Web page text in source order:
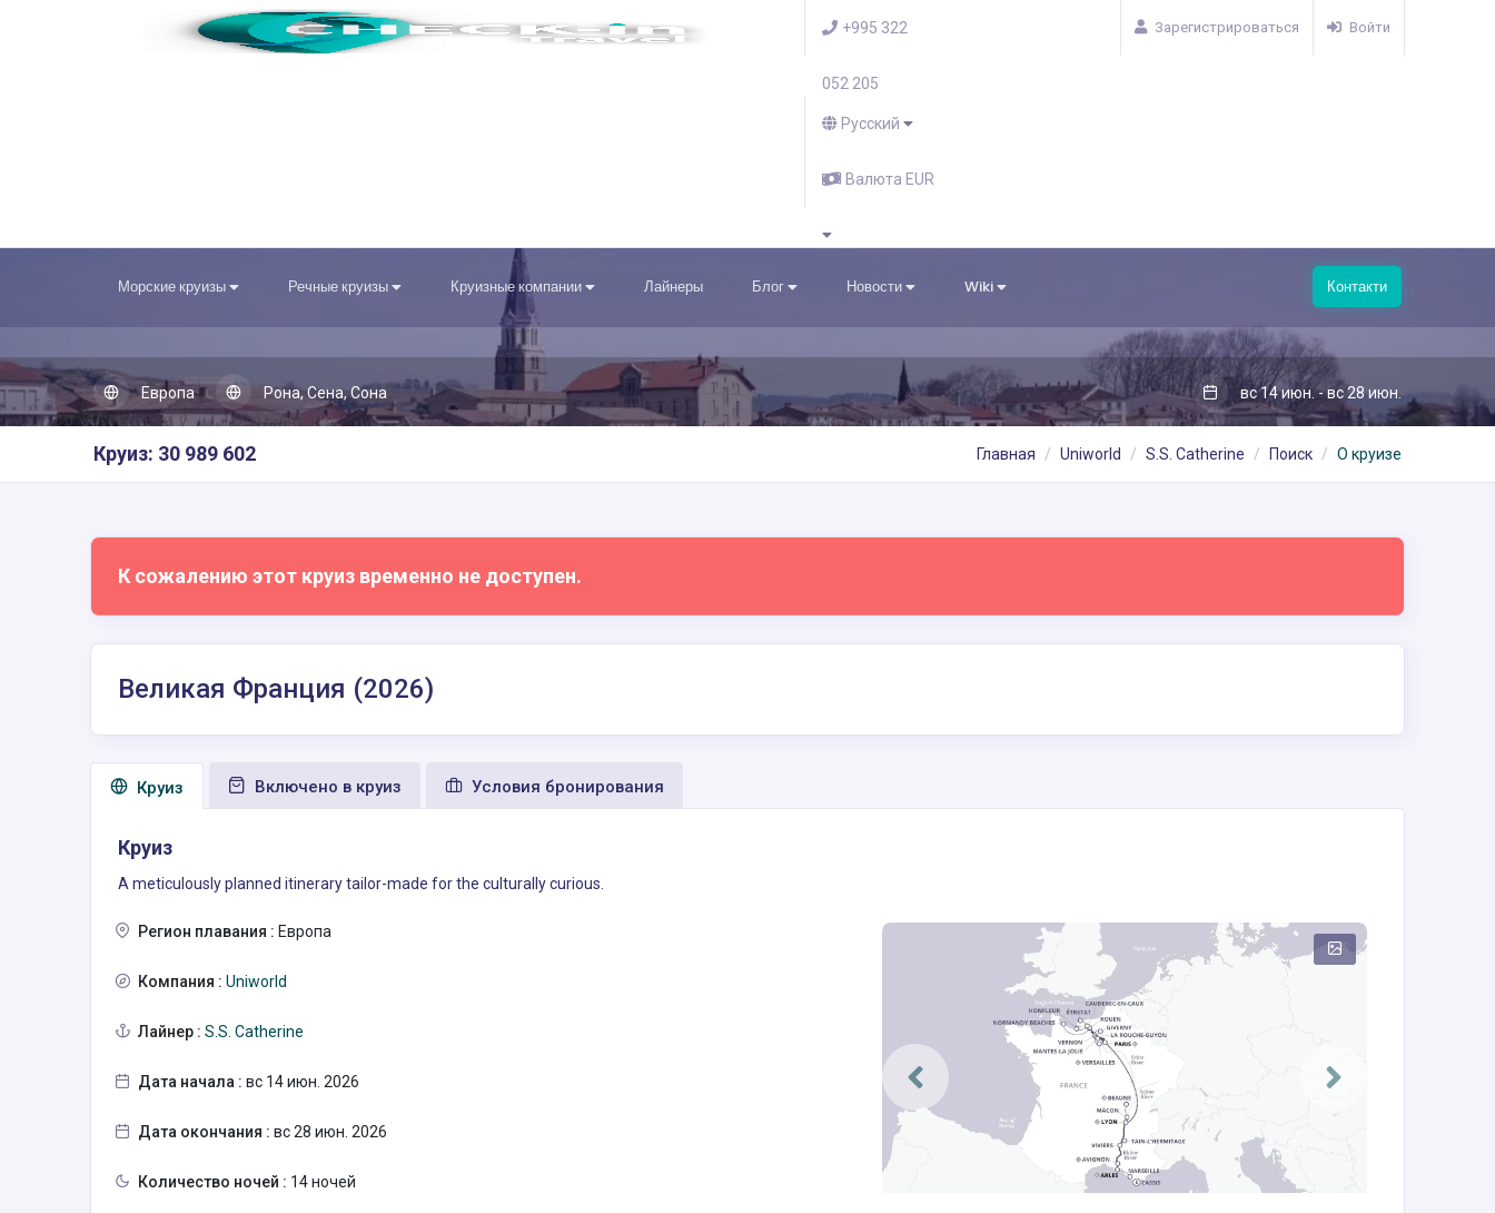
+995 322
052 205
Русский
Валюта EUR
Зарегистрироваться Войти
Морские круизы Речные круизы Круизные компании Лайнеры Блог Новости Wiki Контакти
Европа Рона, Сена, Сона вс 14 июн. - вс 28 июн.
Круиз: 30 989 602 Главная Uniworld S.S. Catherine Поиск О круизе
К сожалению этот круиз временно не доступен.
Великая Франция (2026)
Круиз Включено в круиз Условия бронирования
Круиз
A meticulously planned itinerary tailor-made for the culturally curious.
Регион плавания : Европа
Компания : Uniworld
Лайнер : S.S. Catherine
Дата начала : вс 14 июн. 2026
Дата окончания : вс 28 июн. 2026
Количество ночей : 14 ночей